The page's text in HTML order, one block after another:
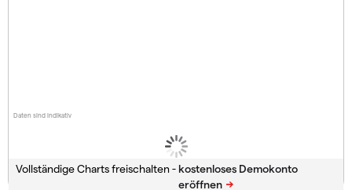
Daten sind indikativ
Vollständige Charts freischalten -